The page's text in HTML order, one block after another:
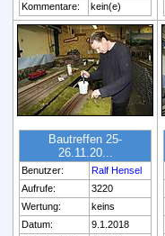
Kommentare:
kein(e)
Bautreffen 25-
26.11.20...
Benutzer:
Ralf Hensel
Aufrufe:
3220
Wertung:
keins
Datum:
9.1.2018